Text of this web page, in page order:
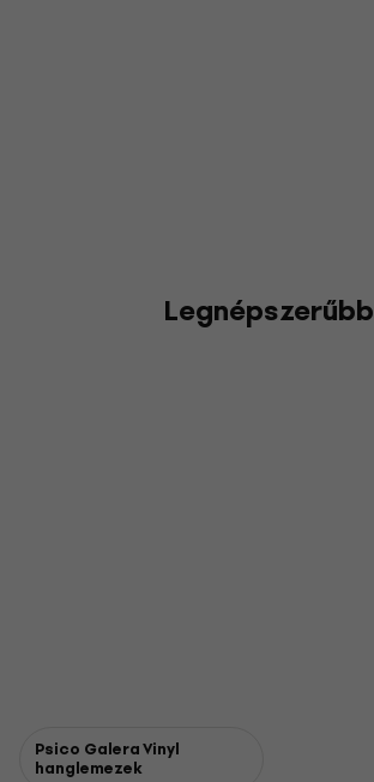
Legnépszerűbb
Psico Galera Vinyl
hanglemezek